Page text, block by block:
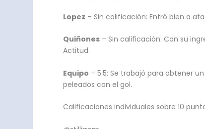
Lopez – Sin calificación: Entró bien a
Quiñones – Sin calificación: Con su
Actitud.
Equipo – 5.5: Se trabajó para obtener
peleados con el gol.
Calificaciones individuales sobre 10